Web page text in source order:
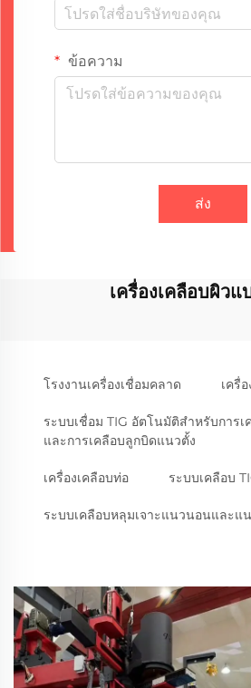
ข้อความ
ส่ง
เครื่องเคลือบผิว
โรงงานเครื่องเชื่อมคลาด เครื่
ระบบเชื่อม TIG อัตโนมัติสำหรับการ
และการเคลือบลูกบิดแนวตั้ง
เครื่องเคลือบท่อ ระบบเคลือบ
ระบบเคลือบหลุมเจาะแนวนอนและแ